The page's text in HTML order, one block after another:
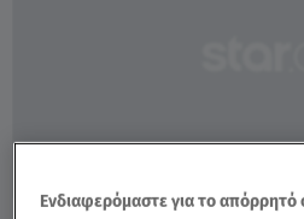
Ενδιαφερόμαστε για το απόρρητό